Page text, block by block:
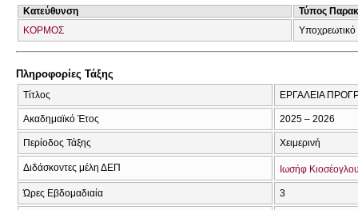
Κατεύθυνση
Τύπος
ΚΟΡΜΟΣ
Υποχρεωτικό
Πληροφορίες Τάξης
Τίτλος ΕΡΓΑΛΕΙΑ
Ακαδημαϊκό Έτος 2025 – 2026
Περίοδος Τάξης Χειμερινή
Διδάσκοντες μέλη ΔΕΠ Ιωσήφ
Ώρες Εβδομαδιαία 3